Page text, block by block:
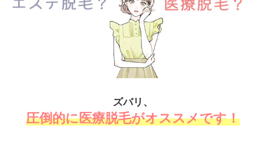
ズバリ、
圧倒的に医療脱毛がオススメです！